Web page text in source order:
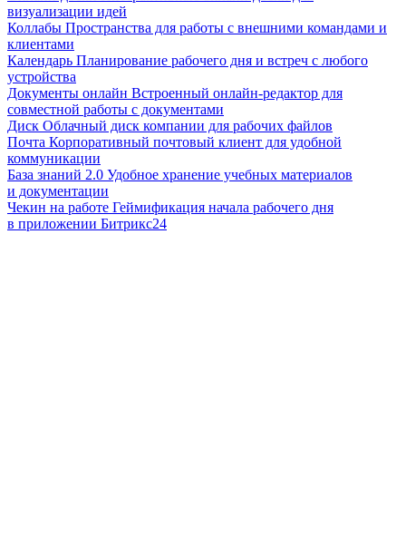
визуализации идей
Коллабы Пространства для работы с внешними командами и
клиентами
Календарь Планирование рабочего дня и встреч с любого
устройства
Документы онлайн Встроенный онлайн-редактор для
совместной работы с документами
Диск Облачный диск компании для рабочих файлов
Почта Корпоративный почтовый клиент для удобной
коммуникации
База знаний 2.0 Удобное хранение учебных материалов
и документации
Чекин на работе Геймификация начала рабочего дня
в приложении Битрикс24